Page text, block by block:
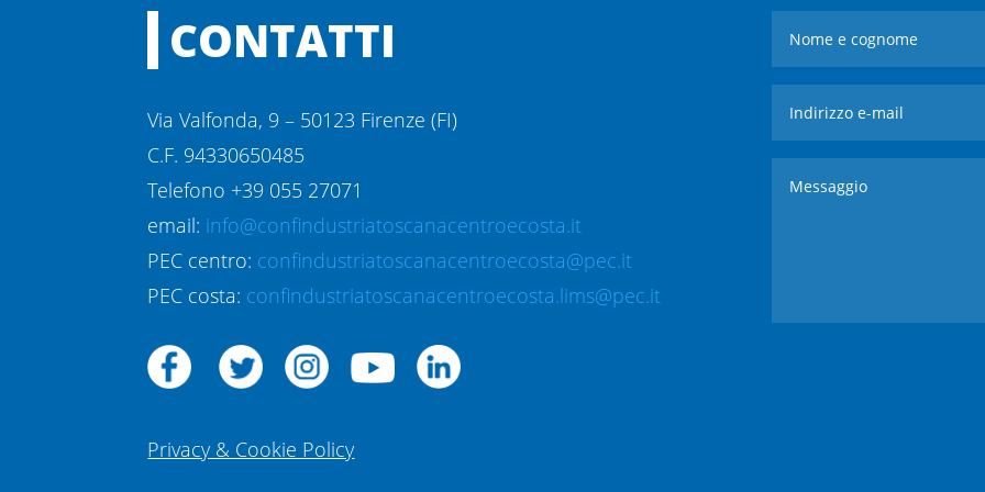
CONTATTI
Via Valfonda, 9 – 50123 Firenze (FI)
C.F. 94330650485
Telefono +39 055 27071
email: info@confindustriatoscanacentroecosta.it
PEC centro: confindustriatoscanacentroecosta@pec.it
PEC costa: confindustriatoscanacentroecosta.lims@pec.it
Privacy & Cookie Policy